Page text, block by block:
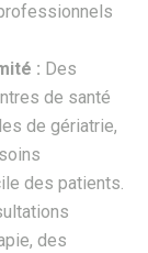
: Des
de santé
de gériatrie,
des patients.
des